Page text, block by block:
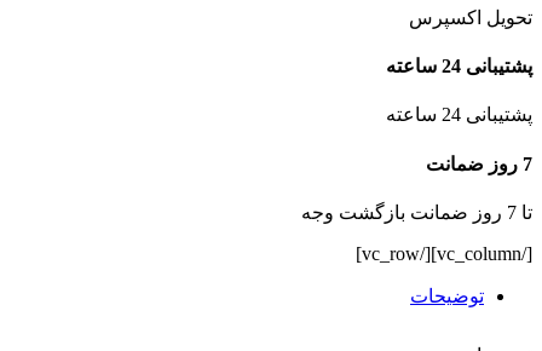
تحویل اکسپرس
پشتیبانی 24 ساعته
پشتیبانی 24 ساعته
7 روز ضمانت
تا 7 روز ضمانت بازگشت وجه
[/vc_column][/vc_row]
توضیحات